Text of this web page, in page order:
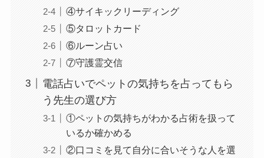
④サイキックリーディング
⑤タロットカード
⑥ルーン占い
⑦守護霊交信
電話占いでペットの気持ちを占ってもら
う先生の選び方
①ペットの気持ちがわかる占術を扱って
いるか確かめる
②口コミを見て自分に合いそうな人を選